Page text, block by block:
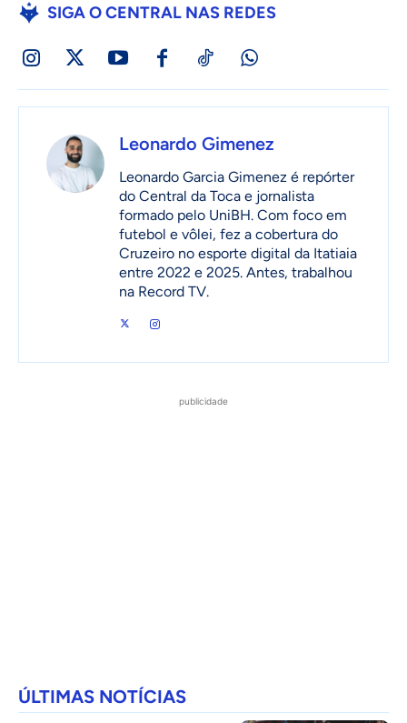
SIGA O CENTRAL NAS REDES
Leonardo Gimenez
Leonardo Garcia Gimenez é repórter
do Central da Toca e jornalista
formado pelo UniBH. Com foco em
futebol e vôlei, fez a cobertura do
Cruzeiro no esporte digital da Itatiaia
entre 2022 e 2025. Antes, trabalhou
na Record TV.
publicidade
ÚLTIMAS NOTÍCIAS